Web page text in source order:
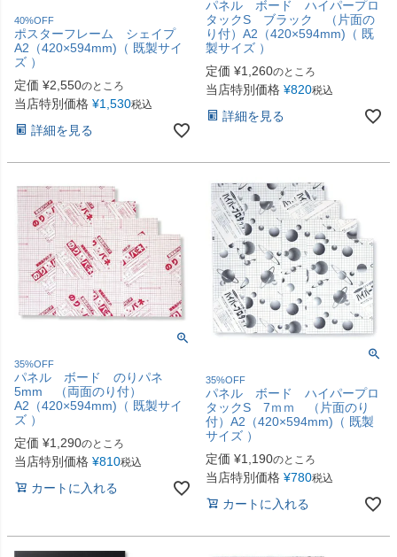
40%OFF
ポスターフレーム シェイプ
A2（420×594mm)（ 既製サイ
ズ ）
定価 ¥2,550のところ
当店特別価格 ¥1,530税込
詳細を見る
パネル ボード ハイパープロ
タックS ブラック （片面の
り付）A2（420×594mm)（ 既
製サイズ ）
定価 ¥1,260のところ
当店特別価格 ¥820税込
詳細を見る
35%OFF
パネル ボード のりパネ
5mm （両面のり付）
A2（420×594mm)（ 既製サイ
ズ ）
定価 ¥1,290のところ
当店特別価格 ¥810税込
カートに入れる
35%OFF
パネル ボード ハイパープロ
タックS 7ｍｍ （片面のり
付）A2（420×594mm)（ 既製
サイズ ）
定価 ¥1,190のところ
当店特別価格 ¥780税込
カートに入れる